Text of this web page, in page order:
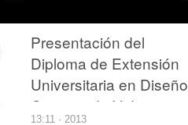
Presentación del
Diploma de Extensión
Universitaria en Diseño
Creativo de
13:11 · 2013